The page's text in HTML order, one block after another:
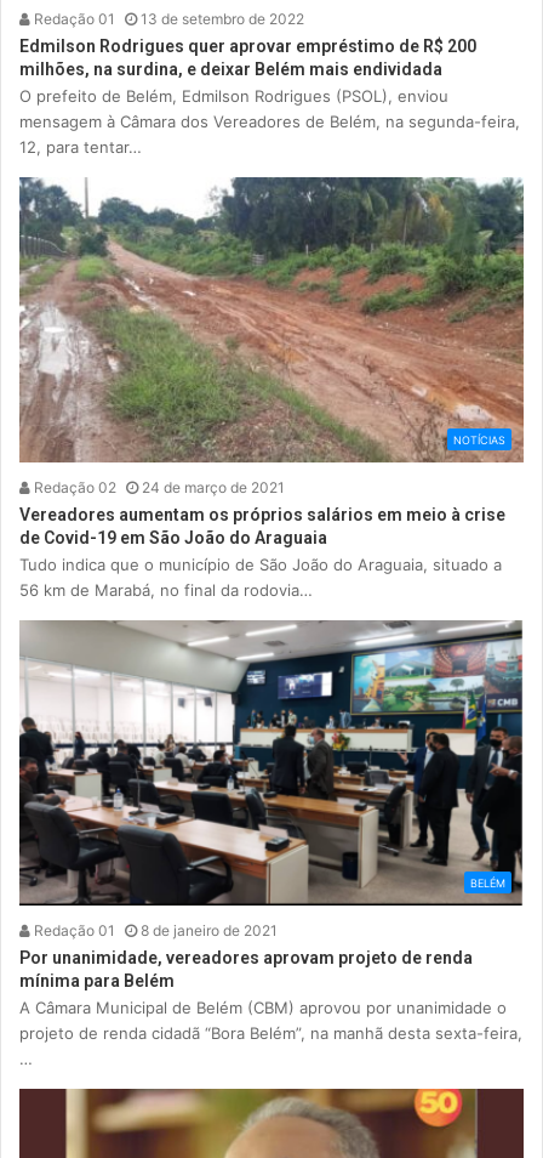
Redação 01 13 de setembro de 2022
Edmilson Rodrigues quer aprovar empréstimo de R$ 200
milhões, na surdina, e deixar Belém mais endividada
O prefeito de Belém, Edmilson Rodrigues (PSOL), enviou
mensagem à Câmara dos Vereadores de Belém, na segunda-feira,
12, para tentar…
NOTÍCIAS
Redação 02 24 de março de 2021
Vereadores aumentam os próprios salários em meio à crise
de Covid-19 em São João do Araguaia
Tudo indica que o município de São João do Araguaia, situado a
56 km de Marabá, no final da rodovia…
BELÉM
Redação 01 8 de janeiro de 2021
Por unanimidade, vereadores aprovam projeto de renda
mínima para Belém
A Câmara Municipal de Belém (CBM) aprovou por unanimidade o
projeto de renda cidadã “Bora Belém”, na manhã desta sexta-feira,
…